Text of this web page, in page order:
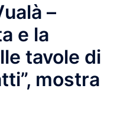
–
e la
tavole di
mostra